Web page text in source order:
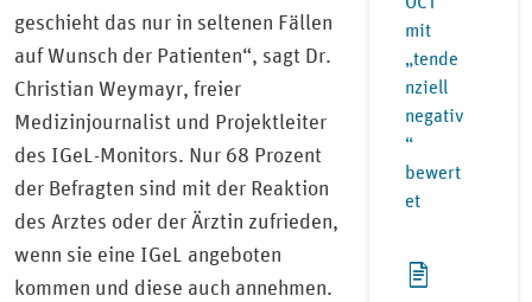
geschieht das nur in seltenen Fällen
auf Wunsch der Patienten“, sagt Dr.
Christian Weymayr, freier
Medizinjournalist und Projektleiter
des IGeL-Monitors. Nur 68 Prozent
der Befragten sind mit der Reaktion
des Arztes oder der Ärztin zufrieden,
wenn sie eine IGeL angeboten
kommen und diese auch annehmen.
mit
„tende
nziell
negativ
“
bewert
et